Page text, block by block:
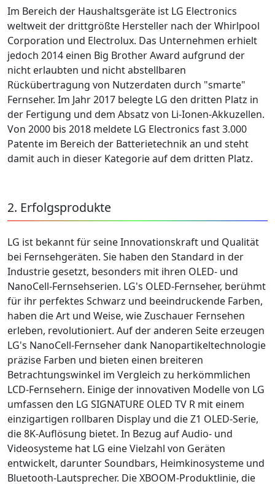
Im Bereich der Haushaltsgeräte ist LG Electronics
weltweit der drittgrößte Hersteller nach der Whirlpool
Corporation und Electrolux. Das Unternehmen erhielt
jedoch 2014 einen Big Brother Award aufgrund der
nicht erlaubten und nicht abstellbaren
Rückübertragung von Nutzerdaten durch "smarte"
Fernseher. Im Jahr 2017 belegte LG den dritten Platz in
der Fertigung und dem Absatz von Li-Ionen-Akkuzellen.
Von 2000 bis 2018 meldete LG Electronics fast 3.000
Patente im Bereich der Batterietechnik an und steht
damit auch in dieser Kategorie auf dem dritten Platz.
2. Erfolgsprodukte
LG ist bekannt für seine Innovationskraft und Qualität
bei Fernsehgeräten. Sie haben den Standard in der
Industrie gesetzt, besonders mit ihren OLED- und
NanoCell-Fernsehserien. LG's OLED-Fernseher, berühmt
für ihr perfektes Schwarz und beeindruckende Farben,
haben die Art und Weise, wie Zuschauer Fernsehen
erleben, revolutioniert. Auf der anderen Seite erzeugen
LG's NanoCell-Fernseher dank Nanopartikeltechnologie
präzise Farben und bieten einen breiteren
Betrachtungswinkel im Vergleich zu herkömmlichen
LCD-Fernsehern. Einige der innovativen Modelle von LG
umfassen den LG SIGNATURE OLED TV R mit einem
einzigartigen rollbaren Display und die Z1 OLED-Serie,
die 8K-Auflösung bietet. In Bezug auf Audio- und
Videosysteme hat LG eine Vielzahl von Geräten
entwickelt, darunter Soundbars, Heimkinosysteme und
Bluetooth-Lautsprecher. Die XBOOM-Produktlinie, die